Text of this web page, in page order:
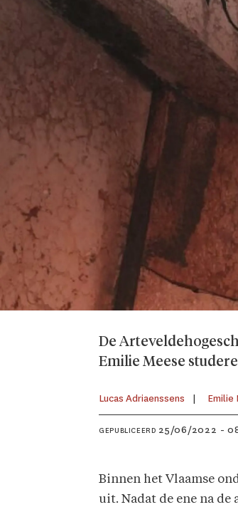
De
Emilie Meese
Lucas Adriaenssens Emilie
GEPUBLICEERD 25/06/2022 -
Binnen het Vlaamse
uit. Nadat de ene na